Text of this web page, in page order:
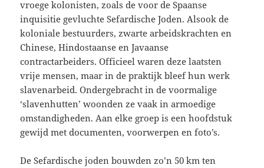
vroege kolonisten, zoals de voor de Spaanse
inquisitie gevluchte Sefardische Joden. Alsook de
koloniale bestuurders, zwarte arbeidskrachten en
Chinese, Hindostaanse en Javaanse
contractarbeiders. Officieel waren deze laatsten
vrije mensen, maar in de praktijk bleef hun werk
slavenarbeid. Ondergebracht in de voormalige
‘slavenhutten’ woonden ze vaak in armoedige
omstandigheden. Aan elke groep is een hoofdstuk
gewijd met documenten, voorwerpen en foto’s.
De Sefardische joden bouwden zo’n 50 km ten